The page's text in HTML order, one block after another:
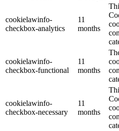
cookielawinfo-
checkbox-analytics
11
months
cookielawinfo-
checkbox-functional
11
months
cookielawinfo-
checkbox-necessary
11
months